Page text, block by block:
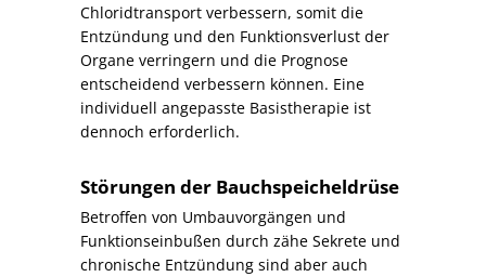
Chloridtransport verbessern, somit die
Entzündung und den Funktionsverlust der
Organe verringern und die Prognose
entscheidend verbessern können. Eine
individuell angepasste Basistherapie ist
dennoch erforderlich.
Störungen der Bauchspeicheldrüse
Betroffen von Umbauvorgängen und
Funktionseinbußen durch zähe Sekrete und
chronische Entzündung sind aber auch